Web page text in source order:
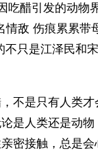
吃醋引发的动物
敌 伤痕累累带
只是江泽民和
不是只有人类
是人类还是动
密接触，总是